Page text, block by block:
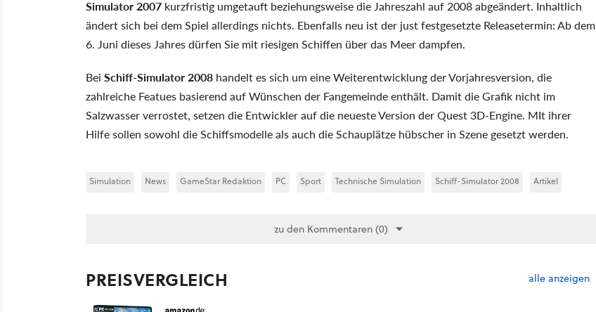
Simulator 2007 kurzfristig umgetauft beziehungsweise die Jahreszahl auf 2008 abgeändert. Inhaltlich
ändert sich bei dem Spiel allerdings nichts. Ebenfalls neu ist der just festgesetzte Releasetermin: Ab dem
6. Juni dieses Jahres dürfen Sie mit riesigen Schiffen über das Meer dampfen.
Bei Schiff-Simulator 2008 handelt es sich um eine Weiterentwicklung der Vorjahresversion, die
zahlreiche Featues basierend auf Wünschen der Fangemeinde enthält. Damit die Grafik nicht im
Salzwasser verrostet, setzen die Entwickler auf die neueste Version der Quest 3D-Engine. MIt ihrer
Hilfe sollen sowohl die Schiffsmodelle als auch die Schauplätze hübscher in Szene gesetzt werden.
Simulation News GameStar Redaktion PC Sport Technische Simulation Schiff-Simulator 2008 Artikel
zu den Kommentaren (0)
PREISVERGLEICH alle anzeigen